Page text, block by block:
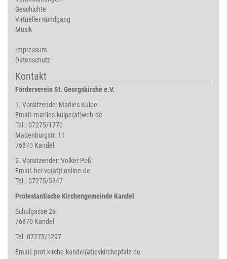
Geschichte
Virtueller Rundgang
Musik
Impressum
Datenschutz
Kontakt
Förderverein St. Georgskirche e.V.
1. Vorsitzende: Marlies Kulpe
Email: marlies.kulpe(at)web.de
Tel.: 07275/1770
Madenburgstr. 11
76870 Kandel
2. Vorsitzender: Volker Poß
Email: hei-vo(at)t-online.de
Tel.: 07275/5347
Protestantische Kirchengemeinde Kandel
Schulgasse 2a
76870 Kandel
Tel. 07275/1297
Email: prot.kirche.kandel(at)evkirchepfalz.de